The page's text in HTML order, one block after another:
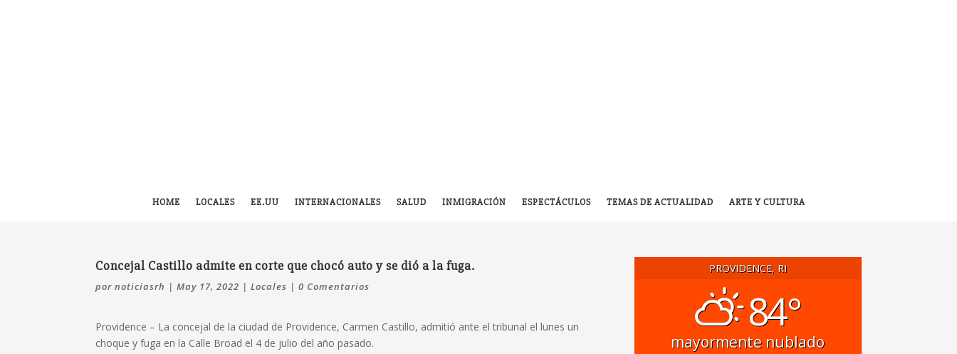
HOME LOCALES EE.UU INTERNACIONALES SALUD INMIGRACIÓN ESPECTÁCULOS TEMAS DE ACTUALIDAD ARTE Y CULTURA
Concejal Castillo admite en corte que chocó auto y se dió a la fuga.
pornoticiasrh |May 17, 2022 |Locales |0 Comentarios
Providence – La concejal de la ciudad de Providence, Carmen Castillo, admitió ante el tribunal el lunes un
choque y fuga en la Calle Broad el 4 de julio del año pasado.
PROVIDENCE, RI
84°
mayormente nublado